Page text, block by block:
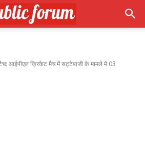
आईपीएल क्रिकेट मैच में सट्टेबाजी के मामले में 03